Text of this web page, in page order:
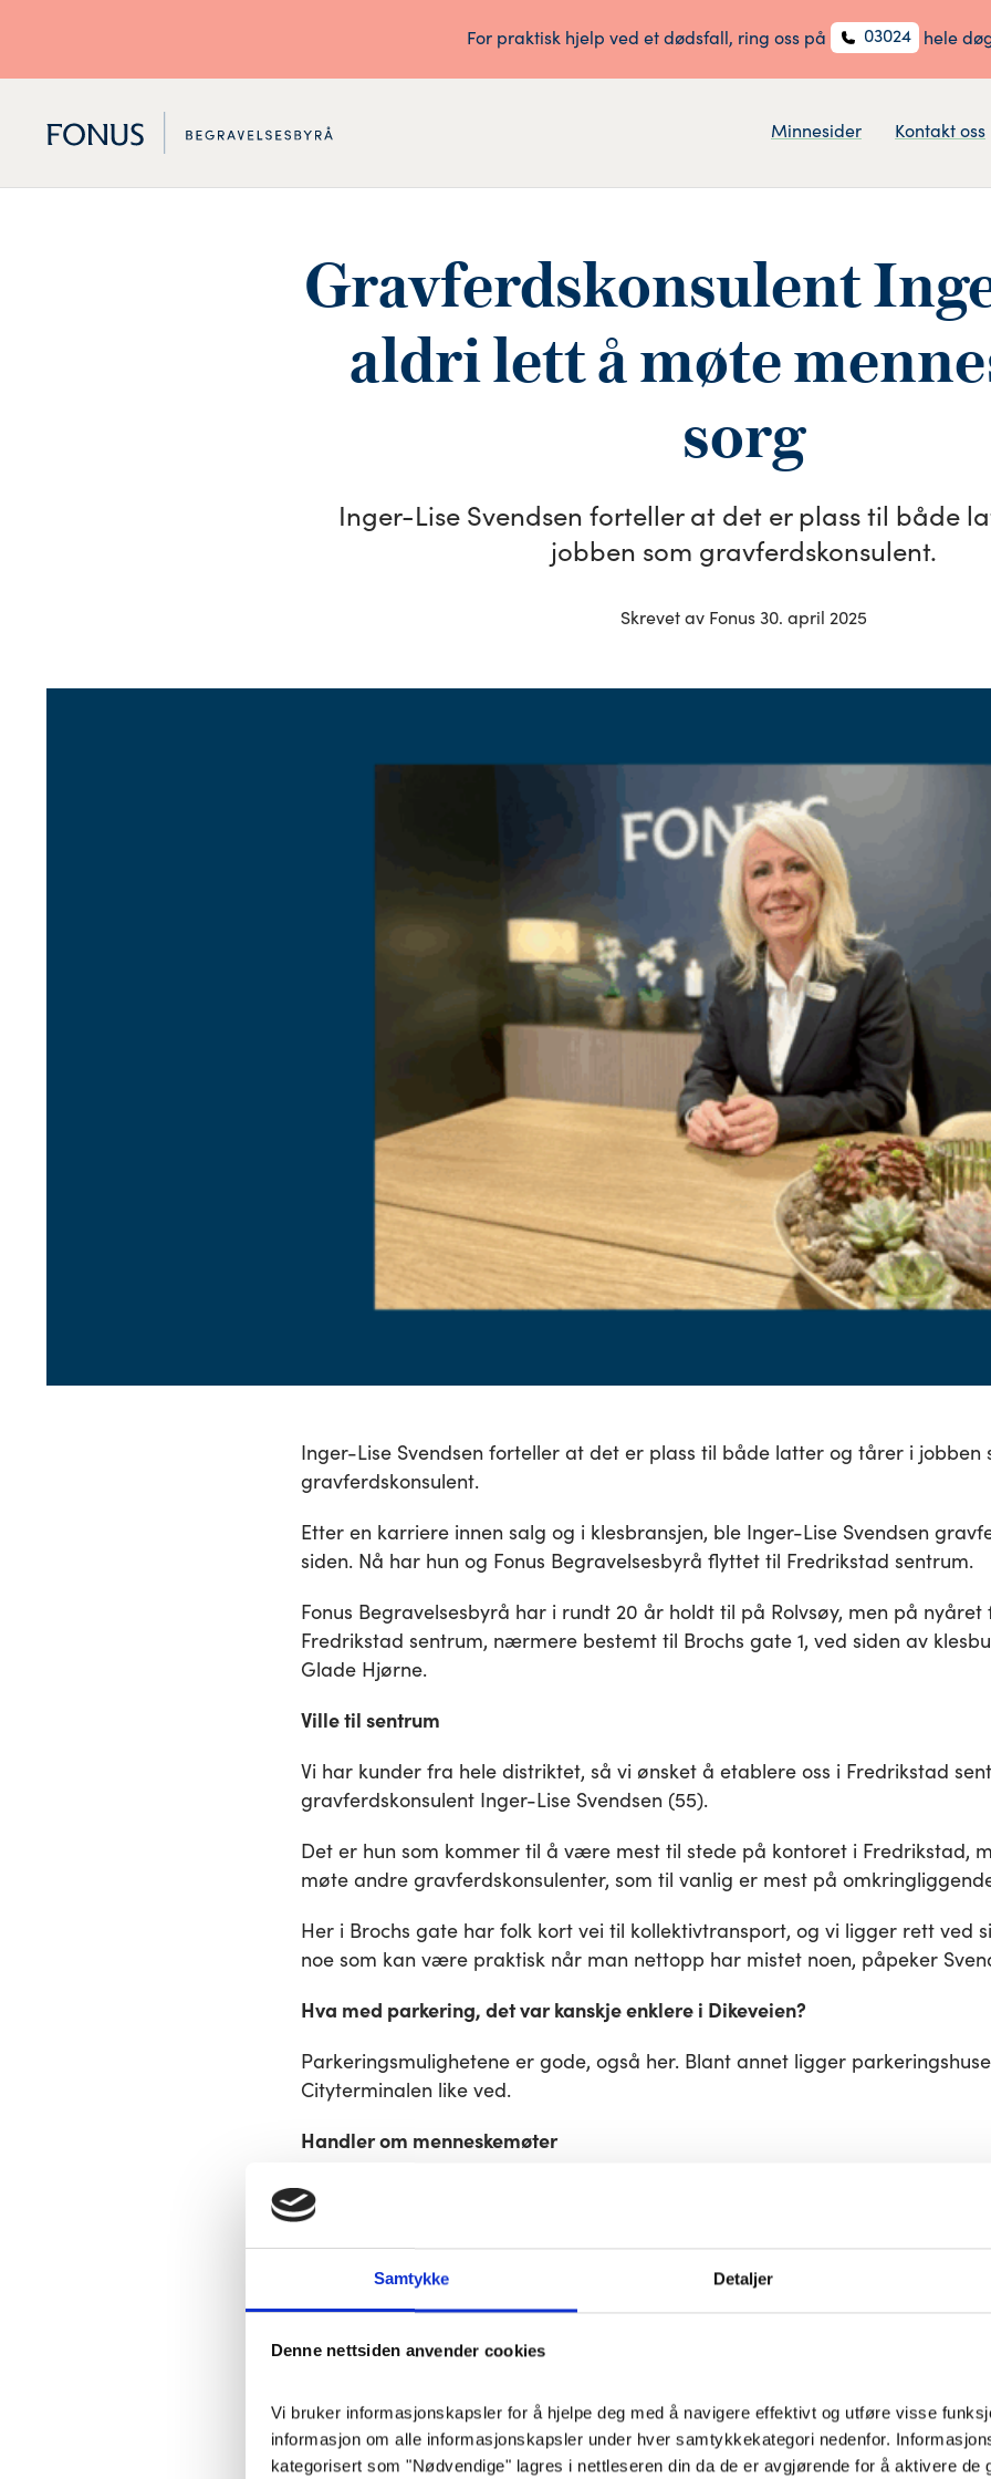
Samtykke Detaljer
Denne nettsiden anvender cookies
Vi bruker informasjonskapsler for å hjelpe deg med å navigere effektivt og utføre visse
informasjon om alle informasjonskapsler under hver samtykkekategori nedenfor.
kategorisert som "Nødvendige" lagres i nettleseren din da de er avgjørende for å aktivere de
For praktisk hjelp ved et dødsfall, ring oss på 03024 hele
Minnesider Kontakt oss
Gravferdskonsulent
aldri lett å møte
sorg
Inger-Lise Svendsen forteller at det er plass til både
jobben som gravferdskonsulent.
Skrevet av Fonus 30. april 2025
Inger-Lise Svendsen forteller at det er plass til både latter og tårer i jobben
gravferdskonsulent.
Etter en karriere innen salg og i klesbransjen, ble Inger-Lise Svendsen
siden. Nå har hun og Fonus Begravelsesbyrå flyttet til Fredrikstad sentrum.
Fonus Begravelsesbyrå har i rundt 20 år holdt til på Rolvsøy, men på
Fredrikstad sentrum, nærmere bestemt til Brochs gate 1, ved siden av
Glade Hjørne.
Ville til sentrum
Vi har kunder fra hele distriktet, så vi ønsket å etablere oss i Fredrikstad
gravferdskonsulent Inger-Lise Svendsen (55).
Det er hun som kommer til å være mest til stede på kontoret i Fredrikstad,
møte andre gravferdskonsulenter, som til vanlig er mest på
Her i Brochs gate har folk kort vei til kollektivtransport, og vi ligger rett ved
noe som kan være praktisk når man nettopp har mistet noen, påpeker
Hva med parkering, det var kanskje enklere i Dikeveien?
Parkeringsmulighetene er gode, også her. Blant annet ligger
Cityterminalen like ved.
Handler om menneskemøter
55-åringen har vært gravferdskonsulent i ti år. Tidligere har hun blant
restaurantbransjen, drevet butikk og jobbet som selger.
Jeg visste jo ikke egentlig hva det innebar å være gravferdskonsulent da jeg
Jeg har alltid jobbet med mennesker, og det er jo det denne jobben handler
Gravferdskonsulenten mener at yrket gir henne mye.